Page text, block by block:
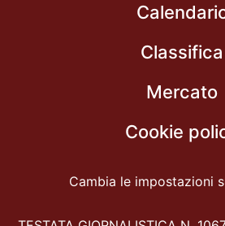
Classifica
Mercato
Cookie
Cambia le impostazioni